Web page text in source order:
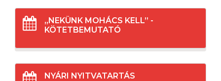
„NEKÜNK MOHÁCS KELL” -
KÖTETBEMUTATÓ
NYÁRI NYITVATARTÁS